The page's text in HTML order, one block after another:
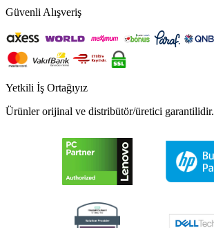
Güvenli Alışveriş
Yetkili İş Ortağıyız
Ürünler orijinal ve distribütör/üretici garantilidir.